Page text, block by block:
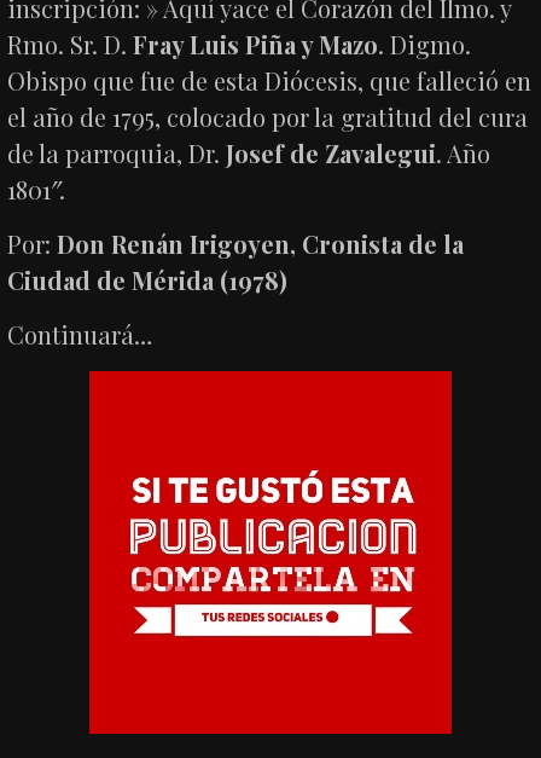
inscripción: » Aquí yace el Corazón del Ilmo. y
Rmo. Sr. D.Fray Luis Piña y Mazo. Digmo.
Obispo que fue de esta Diócesis, que falleció en
el año de 1795, colocado por la gratitud del cura
de la parroquia, Dr.Josef de Zavalegui. Año
1801″.
Por:Don Renán Irigoyen, Cronista de la
Ciudad de Mérida (1978)
Continuará…